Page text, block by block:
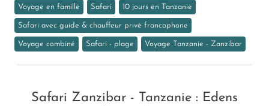
Voyage en famille Safari 10 jours en Tanzanie
Safari avec guide & chauffeur privé francophone
Voyage combiné Safari - plage Voyage Tanzanie - Zanzibar
Safari Zanzibar - Tanzanie : Edens